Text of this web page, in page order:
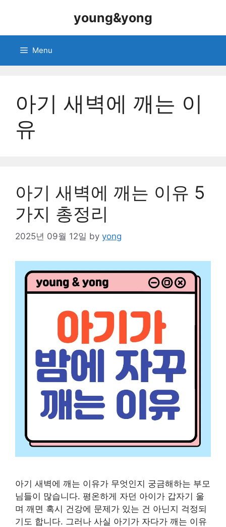
young&yong
Menu
아기 새벽에 깨는 이
유
아기 새벽에 깨는 이유 5
가지 총정리
2025년 09월 12일 by yong
아기 새벽에 깨는 이유가 무엇인지 궁금해하는 부모
님들이 많습니다. 평온하게 자던 아이가 갑자기 울
며 깨면 혹시 건강에 문제가 있는 건 아닌지 걱정되
기도 합니다. 그러나 사실 아기가 자다가 깨는 이유